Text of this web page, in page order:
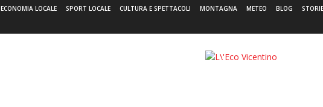
ECONOMIA LOCALE SPORT LOCALE CULTURA E SPETTACOLI MONTAGNA METEO BLOG STORIE
L'Eco